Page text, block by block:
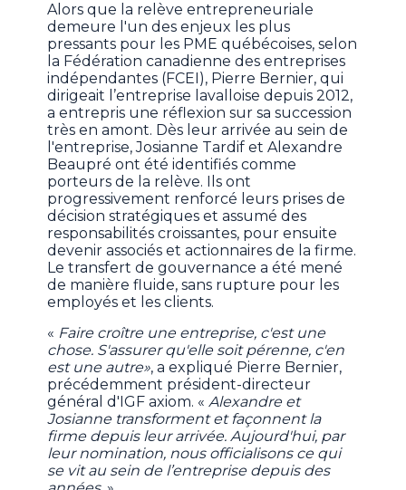
Alors que la relève entrepreneuriale
demeure l'un des enjeux les plus
pressants pour les PME québécoises, selon
la Fédération canadienne des entreprises
indépendantes (FCEI), Pierre Bernier, qui
dirigeait l’entreprise lavalloise depuis 2012,
a entrepris une réflexion sur sa succession
très en amont. Dès leur arrivée au sein de
l'entreprise, Josianne Tardif et Alexandre
Beaupré ont été identifiés comme
porteurs de la relève. Ils ont
progressivement renforcé leurs prises de
décision stratégiques et assumé des
responsabilités croissantes, pour ensuite
devenir associés et actionnaires de la firme.
Le transfert de gouvernance a été mené
de manière fluide, sans rupture pour les
employés et les clients.
« Faire croître une entreprise, c'est une
chose. S'assurer qu'elle soit pérenne, c'en
est une autre», a expliqué Pierre Bernier,
précédemment président-directeur
général d'IGF axiom. «Alexandre et
Josianne transforment et façonnent la
firme depuis leur arrivée. Aujourd'hui, par
leur nomination, nous officialisons ce qui
se vit au sein de l’entreprise depuis des